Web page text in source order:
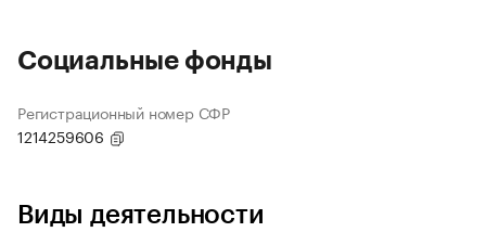
Социальные фонды
Регистрационный номер СФР
1214259606
Виды деятельности